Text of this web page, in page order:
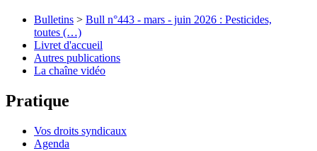
Bulletins > Bull n°443 - mars - juin 2026 : Pesticides,
toutes (…)
Livret d'accueil
Autres publications
La chaîne vidéo
Pratique
Vos droits syndicaux
Agenda